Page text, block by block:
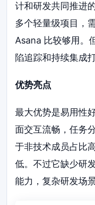
计和研发共同推进
多个轻量级项目，
Asana 比较够用。
陷追踪和持续集成
优势亮点
最大优势是易用性
面交互流畅，任务
于非技术成员占比
低。不过它缺少研
能力，复杂研发场